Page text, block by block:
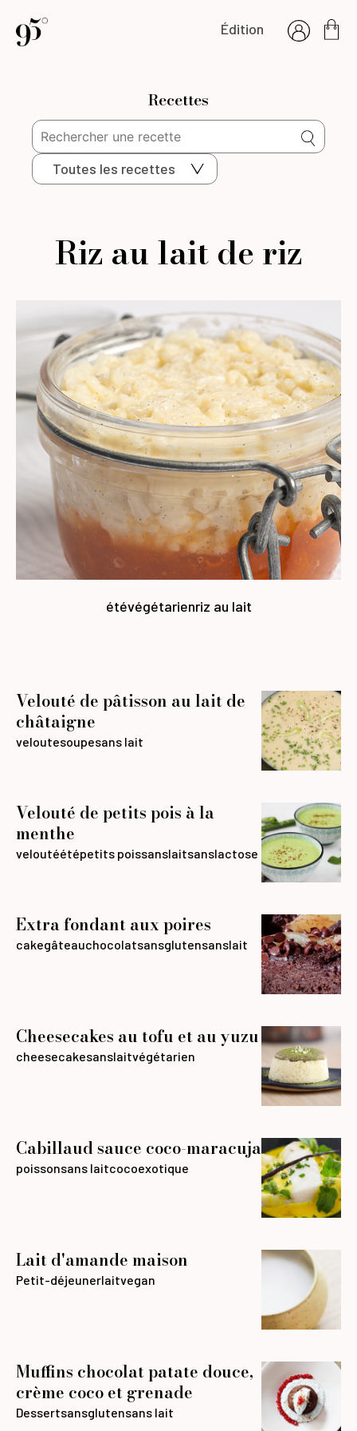
Édition
Recettes
Toutes les recettes
Riz au lait de riz
étévégétarienriz au lait
Velouté de pâtisson au lait de
châtaigne
veloutesoupesans lait
Velouté de petits pois à la
menthe
veloutéétépetits poissanslaitsanslactose
Extra fondant aux poires
cakegâteauchocolatsansglutensanslait
Cheesecakes au tofu et au yuzu
cheesecakesanslaitvégétarien
Cabillaud sauce coco-maracuja
poissonsans laitcocoexotique
Lait d'amande maison
Petit-déjeunerlaitvegan
Muffins chocolat patate douce,
crème coco et grenade
Dessertsansglutensans lait